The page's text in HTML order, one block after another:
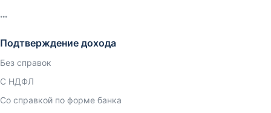
Подтверждение дохода
Без справок
С НДФЛ
Со справкой по форме банка